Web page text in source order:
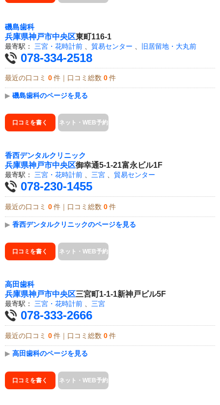
磯島歯科
兵庫県神戸市中央区東町116-1
最寄駅： 三宮・花時計前 貿易センター 旧居留地・大丸前
078-334-2518
最近の口コミ 0 件｜口コミ総数 0 件
▶ 磯島歯科のページを見る
口コミを書く ネット・WEB予約
香西デンタルクリニック
兵庫県神戸市中央区御幸通5-1-21富永ビル1F
最寄駅： 三宮・花時計前 、 三宮 、 貿易センター
078-230-1455
最近の口コミ 0 件｜口コミ総数 0 件
▶ 香西デンタルクリニックのページを見る
口コミを書く ネット・WEB予約
高田歯科
兵庫県神戸市中央区三宮町1-1-1新神戸ビル5F
最寄駅： 三宮・花時計前 三宮
078-333-2666
最近の口コミ 0 件｜口コミ総数 0 件
▶ 高田歯科のページを見る
口コミを書く ネット・WEB予約